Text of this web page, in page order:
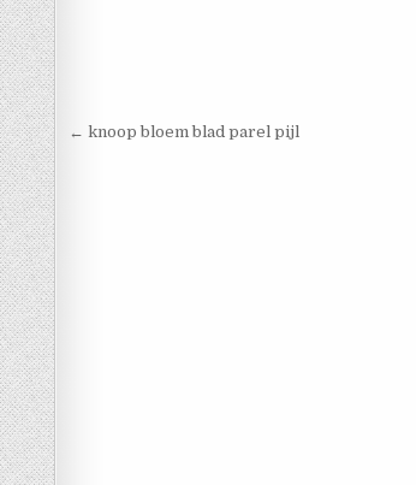
Berichtnavigatie
← knoop bloem blad parel pijl